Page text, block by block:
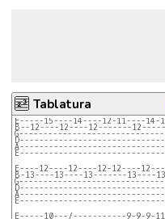
Tablatura
E-----15----14----12-11----14-
B--12----12----12-------
E----12----12----12-12----
B-13----13----13-------13----
E-----10---/-----------9-9-9-11-